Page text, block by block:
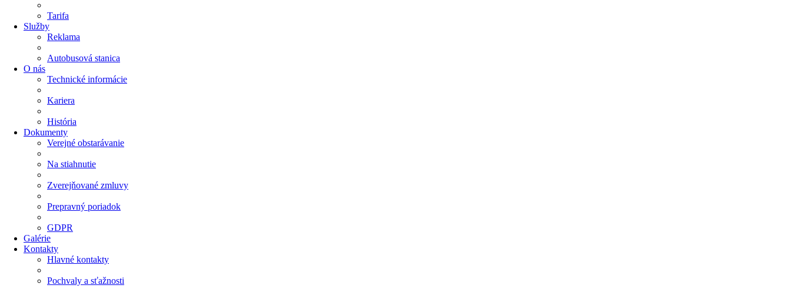
Tarifa
Služby
Reklama
Autobusová stanica
O nás
Technické informácie
Kariera
História
Dokumenty
Verejné obstarávanie
Na stiahnutie
Zverejňované zmluvy
Prepravný poriadok
GDPR
Galérie
Kontakty
Hlavné kontakty
Pochvaly a sťažnosti